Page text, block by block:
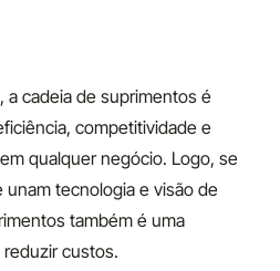
cadeia de suprimentos é
competitividade e
qualquer negócio. Logo, se
tecnologia e visão de
também é uma
custos.